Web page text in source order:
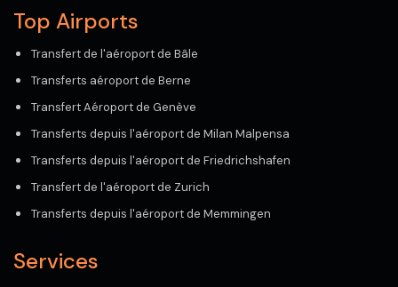
Top Airports
Transfert de l'aéroport de Bâle
Transferts aéroport de Berne
Transfert Aéroport de Genève
Transferts depuis l'aéroport de Milan Malpensa
Transferts depuis l'aéroport de Friedrichshafen
Transfert de l'aéroport de Zurich
Transferts depuis l'aéroport de Memmingen
Services